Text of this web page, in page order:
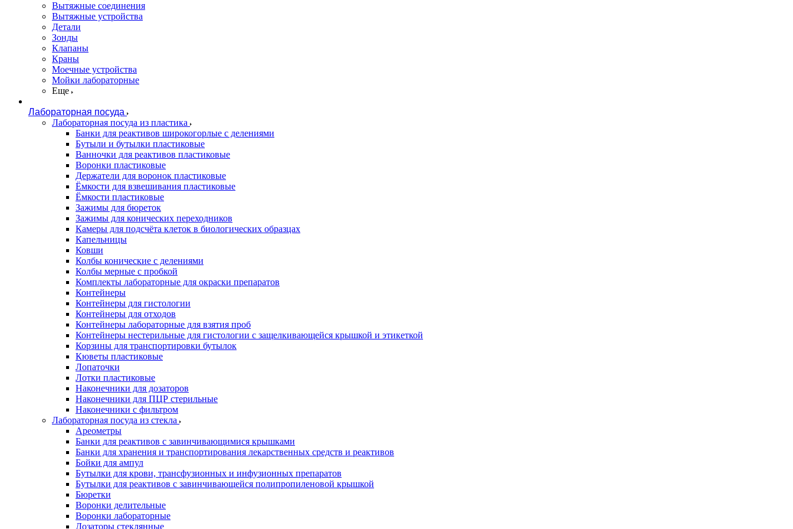
Вытяжные соединения
Вытяжные устройства
Детали
Зонды
Клапаны
Краны
Моечные устройства
Мойки лабораторные
Еще
Лабораторная посуда
Лабораторная посуда из пластика
Банки для реактивов широкогорлые с делениями
Бутыли и бутылки пластиковые
Ванночки для реактивов пластиковые
Воронки пластиковые
Держатели для воронок пластиковые
Ёмкости для взвешивания пластиковые
Ёмкости пластиковые
Зажимы для бюреток
Зажимы для конических переходников
Камеры для подсчёта клеток в биологических образцах
Капельницы
Ковши
Колбы конические с делениями
Колбы мерные с пробкой
Комплекты лабораторные для окраски препаратов
Контейнеры
Контейнеры для гистологии
Контейнеры для отходов
Контейнеры лабораторные для взятия проб
Контейнеры нестерильные для гистологии с защелкивающейся крышкой и этикеткой
Корзины для транспортировки бутылок
Кюветы пластиковые
Лопаточки
Лотки пластиковые
Наконечники для дозаторов
Наконечники для ПЦР стерильные
Наконечники с фильтром
Лабораторная посуда из стекла
Ареометры
Банки для реактивов с завинчивающимися крышками
Банки для хранения и транспортирования лекарственных средств и реактивов
Бойки для ампул
Бутылки для крови, трансфузионных и инфузионных препаратов
Бутылки для реактивов с завинчивающейся полипропиленовой крышкой
Бюретки
Воронки делительные
Воронки лабораторные
Дозаторы стеклянные